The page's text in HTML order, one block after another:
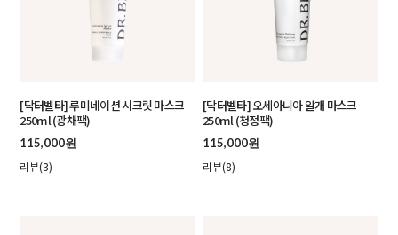
[닥터벨타] 루미네이션 시크릿 마스크
250ml (광채팩)
115,000원
리뷰(3)
[닥터벨타] 오세아니아 알개 마스크
250ml (청정팩)
115,000원
리뷰(8)